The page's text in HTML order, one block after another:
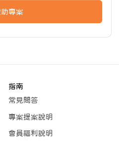
助專案
指南
常見問答
專案提案說明
會員福利說明